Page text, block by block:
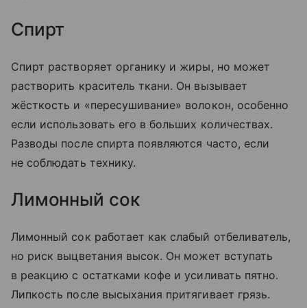
Спирт
Спирт растворяет органику и жиры, но может
растворить краситель ткани. Он вызывает
жёсткость и «пересушивание» волокон, особенно
если использовать его в больших количествах.
Разводы после спирта появляются часто, если
не соблюдать технику.
Лимонный сок
Лимонный сок работает как слабый отбеливатель,
но риск выцветания высок. Он может вступать
в реакцию с остатками кофе и усиливать пятно.
Липкость после высыхания притягивает грязь.